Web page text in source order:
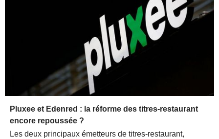
Pluxee et Edenred : la réforme des titres-restaurant
encore repoussée ?
Les deux principaux émetteurs de titres-restaurant,